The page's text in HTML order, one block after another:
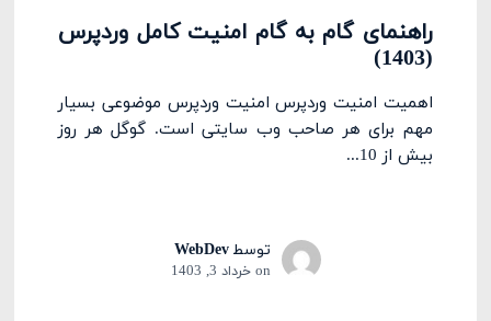
راهنمای گام به گام امنیت کامل وردپرس
(1403)
اهمیت امنیت وردپرس امنیت وردپرس موضوعی بسیار
مهم برای هر صاحب وب سایتی است. گوگل هر روز
بیش از 10...
توسطWebDev
on خرداد 3, 1403